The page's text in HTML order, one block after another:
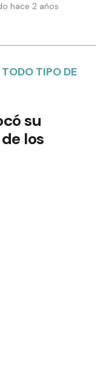
hace 2 años
TIPO DE
su
los